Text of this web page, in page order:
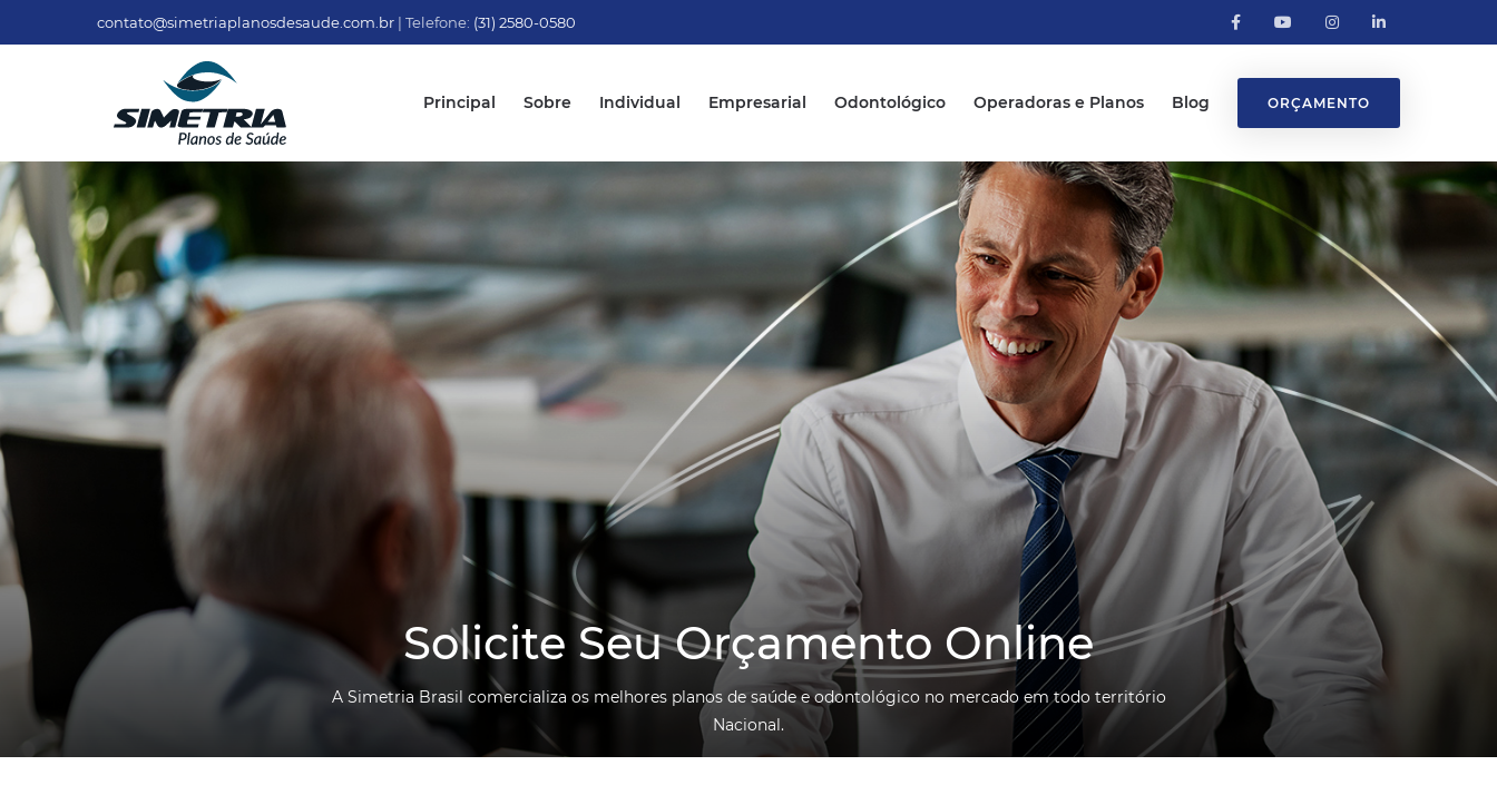
contato@simetriaplanosdesaude.com.br | Telefone: (31) 2580-0580
Principal Sobre Individual Empresarial Odontológico Operadoras e Planos Blog ORÇAMENTO
Solicite Seu Orçamento Online
A Simetria Brasil comercializa os melhores planos de saúde e odontológico no mercado em todo território
Nacional.